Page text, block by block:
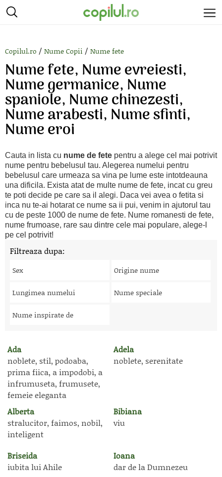
Copilul.ro / Nume Copii / Nume fete
Nume fete, Nume evreiesti,
Nume germanice, Nume
spaniole, Nume chinezesti,
Nume arabesti, Nume sfinti,
Nume eroi
Cauta in lista cu nume de fete pentru a alege cel mai potrivit
nume pentru bebelusul tau. Alegerea numelui pentru
bebelusul care urmeaza sa vina pe lume este intotdeauna
una dificila. Exista atat de multe nume de fete, incat cu greu
te poti decide pe care sa il alegi. Daca vei avea o fetita si
inca nu te-ai hotarat ce nume sa ii pui, venim in ajutorul tau
cu de peste 1000 de nume de fete. Nume romanesti de fete,
nume frumoase, rare sau dintre cele mai populare, alege-l
pe cel potrivit!
Filtreaza dupa:
Sex Origine nume
Lungimea numelui Nume speciale
Nume inspirate de
Ada
noblete, stil, podoaba,
prima fiica, a impodobi, a
infrumuseta, frumusete,
femeie eleganta
Adela
noblete, serenitate
Alberta
stralucitor, faimos, nobil,
inteligent
Bibiana
viu
Briseida
iubita lui Ahile
Ioana
dar de la Dumnezeu